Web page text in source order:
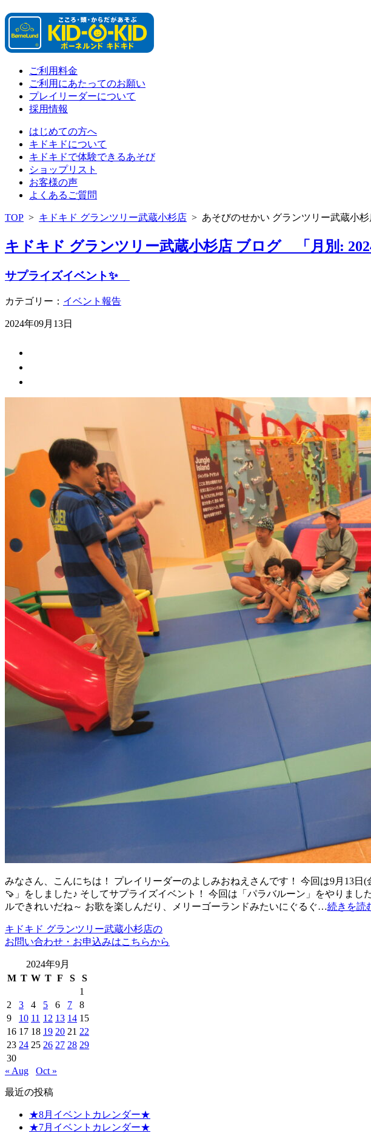
ご利用料金
ご利用にあたってのお願い
プレイリーダーについて
採用情報
はじめての方へ
キドキドについて
キドキドで体験できるあそび
ショップリスト
お客様の声
よくあるご質問
TOP > キドキド グランツリー武蔵小杉店 > あそびのせかい グランツリー武蔵小杉
キドキド グランツリー武蔵小杉店 ブログ 「月別:
サプライズイベント✨
カテゴリー： イベント報告
2024年09月13日
みなさん、こんにちは！ プレイリーダーのよしみおねえさんです！ 今回は9月13
🍠」をしました♪ そしてサプライズイベント！ 今回は「パラバルーン」をやりま
ルできれいだね～ お歌を楽しんだり、メリーゴーランドみたいにぐるぐ…続きを読
キドキド グランツリー武蔵小杉店の
お問い合わせ・お申込みはこちらから
2024年9月
M T W T F S
S
1
2
3 4 5 6 7
8
9
10 11 12 13 14 15
16 17 18 19 20 21 22
23 24 25 26 27 28 29
30
« Aug
Oct »
最近の投稿
★8月イベントカレンダー★
★7月イベントカレンダー★